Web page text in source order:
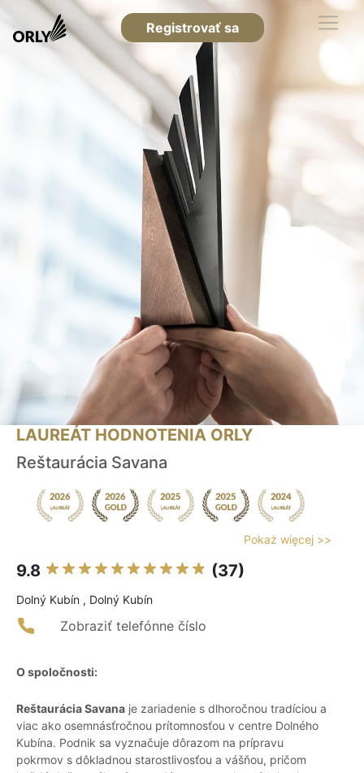
Registrovať sa
LAUREÁT HODNOTENIA ORLY
Reštaurácia Savana
Pokaż więcej >>
9.8 (37)
Dolný Kubín , Dolný Kubín
Zobraziť telefónne číslo
O spoločnosti:
Reštaurácia Savana je zariadenie s dlhoročnou tradíciou a
viac ako osemnásťročnou prítomnosťou v centre Dolného
Kubína. Podnik sa vyznačuje dôrazom na prípravu
pokrmov s dôkladnou starostlivosťou a vášňou, pričom